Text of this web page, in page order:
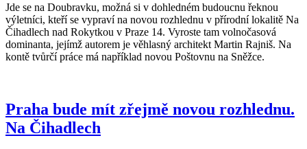
Jde se na Doubravku, možná si v dohledném budoucnu řeknou
výletníci, kteří se vypraví na novou rozhlednu v přírodní lokalitě Na
Čihadlech nad Rokytkou v Praze 14. Vyroste tam volnočasová
dominanta, jejímž autorem je věhlasný architekt Martin Rajniš. Na
kontě tvůrčí práce má například novou Poštovnu na Sněžce.
Praha bude mít zřejmě novou rozhlednu.
Na Čihadlech